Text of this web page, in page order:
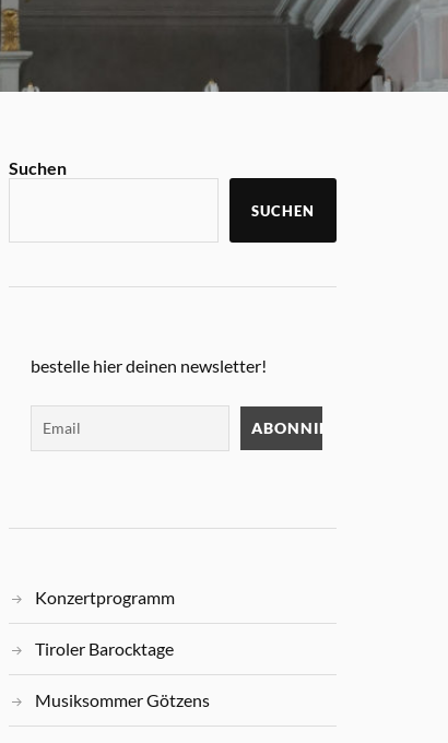
Suchen
SUCHEN
bestelle hier deinen newsletter!
Konzertprogramm
Tiroler Barocktage
Musiksommer Götzens